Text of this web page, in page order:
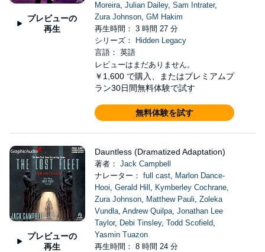
プレビューの
再生
Moreira, Julian Dailey, Sam Intrater,
Zura Johnson, GM Hakim
再生時間： 3 時間 27 分
シリーズ：
Hidden Legacy
言語： 英語
レビューはまだありません。
￥1,600 で購入、またはプレミアムプ
ラン30日間無料体験で試す
無料体験を試す
プレビューの
再生
Dauntless (Dramatized Adaptation)
著者： Jack Campbell
ナレーター： full cast, Marlon Dance-
Hooi, Gerald Hill , Kymberley Cochrane,
Zura Johnson, Matthew Pauli, Zoleka
Vundla, Andrew Quilpa, Jonathan Lee
Taylor, Debi Tinsley, Todd Scofield,
Yasmin Tuazon
再生時間： 8 時間 24 分